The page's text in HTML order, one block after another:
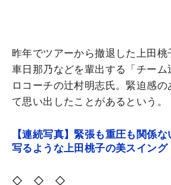
昨年でツアーから撤退した上田
車日那乃などを輩出する「チー
ロコーチの辻村明志氏。緊迫感
て思い出したことがあるという。
【連続写真】緊張も重圧も関係
写るような上田桃子の美スイング
◇ ◇ ◇